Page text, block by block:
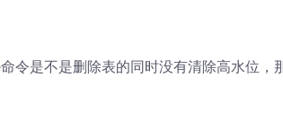
令是不是删除表的同时没有清除高水位，